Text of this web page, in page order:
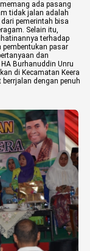
ada pasang
tidak jalan adalah
pemerintah bisa
Selain itu,
terhadap
pasar
dan
Burhanuddin Unru
di Kecamatan Keera
dengan penuh